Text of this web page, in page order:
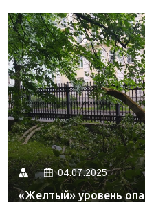
04.07.2025.
«Желтый» уровень